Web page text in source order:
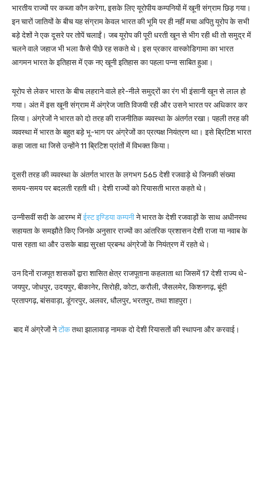
भारतीय राज्यों पर कब्जा कौन करेगा, इसके लिए यूरोपीय कम्पनियों में खूनी संग्राम छिड़ गया।
इन चारों जातियों के बीच यह संग्राम केवल भारत की भूमि पर ही नहीं मचा अपितु यूरोप के सभी
बड़े देशों ने एक दूसरे पर तोपें चलाईं। जब यूरोप की पूरी धरती खून से भीग रही थी तो समुद्र में
चलने वाले जहाज भी भला कैसे पीछे रह सकते थे। इस प्रकार वास्कोडिगामा का भारत
आगमन भारत के इतिहास में एक नए खूनी इतिहास का पहला पन्ना साबित हुआ।
यूरोप से लेकर भारत के बीच लहराने वाले हरे-नीले समुद्रों का रंग भी इंसानी खून से लाल हो
गया। अंत में इस खूनी संग्राम में अंग्रेज जाति विजयी रही और उसने भारत पर अधिकार कर
लिया। अंग्रेजों ने भारत को दो तरह की राजनीतिक व्यवस्था के अंतर्गत रखा। पहली तरह की
व्यवस्था में भारत के बहुत बड़े भू-भाग पर अंग्रेजों का प्रत्यक्ष नियंत्रण था। इसे ब्रिटिश भारत
कहा जाता था जिसे उन्होंने 11 ब्रिटिश प्रांतों में विभक्त किया।
दूसरी तरह की व्यवस्था के अंतर्गत भारत के लगभग 565 देशी रजवाड़े थे जिनकी संख्या
समय-समय पर बदलती रहती थी। देशी राज्यों को रियासती भारत कहते थे।
उन्नीसवीं सदी के आरम्भ में ईस्ट इण्डिया कम्पनीने भारत के देशी रजवाड़ों के साथ अधीनस्थ
सहायता के समझौते किए जिनके अनुसार राज्यों का आंतरिक प्रशासन देशी राजा या नवाब के
पास रहता था और उसके बाह्य सुरक्षा प्रबन्ध अंग्रेजों के नियंत्रण में रहते थे।
उन दिनों राजपूत शासकों द्वारा शासित क्षेत्र राजपूताना कहलाता था जिसमें 17 देशी राज्य थे-
जयपुर, जोधपुर, उदयपुर, बीकानेर, सिरोही, कोटा, करौली, जैसलमेर, किशनगढ़, बूंदी
प्रतापगढ़, बांसवाड़ा, डूंगरपुर, अलवर, धौलपुर, भरतपुर, तथा शाहपुरा।
बाद में अंग्रेजों नेटोंकतथा झालावाड़ नामक दो देशी रियासतों की स्थापना और करवाई।